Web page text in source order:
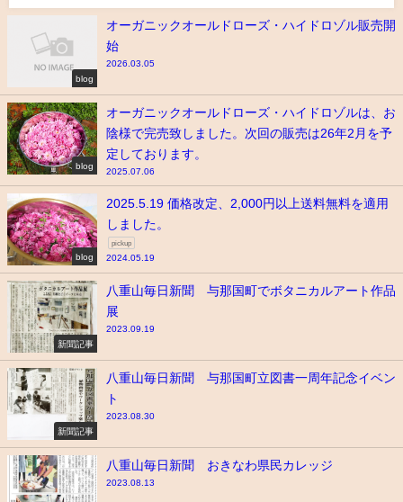
blog
オーガニックオールドローズ・ハイドロゾル販売開
始
2026.03.05
blog
オーガニックオールドローズ・ハイドロゾルは、お
陰様で完売致しました。次回の販売は26年2月を予
定しております。
2025.07.06
blog
2025.5.19 価格改定、2,000円以上送料無料を適用
しました。
pickup
2024.05.19
新聞記事
八重山毎日新聞 与那国町でボタニカルアート作品
展
2023.09.19
新聞記事
八重山毎日新聞 与那国町立図書一周年記念イベン
ト
2023.08.30
八重山毎日新聞 おきなわ県民カレッジ
2023.08.13